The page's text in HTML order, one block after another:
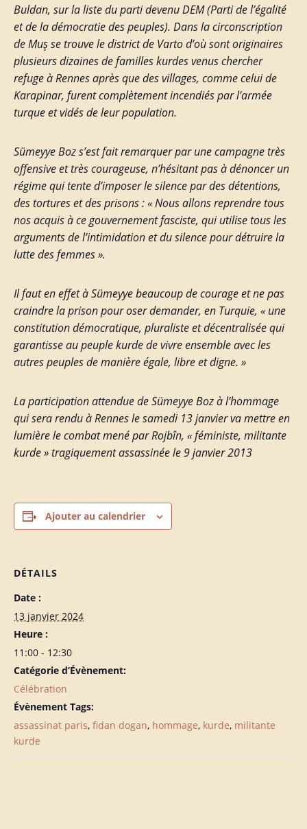
Buldan, sur la liste du parti devenu DEM (Parti de l’égalité
et de la démocratie des peuples). Dans la circonscription
de Muş se trouve le district de Varto d’où sont originaires
plusieurs dizaines de familles kurdes venus chercher
refuge à Rennes après que des villages, comme celui de
Karapinar, furent complètement incendiés par l’armée
turque et vidés de leur population.
Sümeyye Boz s’est fait remarquer par une campagne très
offensive et très courageuse, n’hésitant pas à dénoncer un
régime qui tente d’imposer le silence par des détentions,
des tortures et des prisons : « Nous allons reprendre tous
nos acquis à ce gouvernement fasciste, qui utilise tous les
arguments de l’intimidation et du silence pour détruire la
lutte des femmes ».
Il faut en effet à Sümeyye beaucoup de courage et ne pas
craindre la prison pour oser demander, en Turquie, « une
constitution démocratique, pluraliste et décentralisée qui
garantisse au peuple kurde de vivre ensemble avec les
autres peuples de manière égale, libre et digne. »
La participation attendue de Sümeyye Boz à l’hommage
qui sera rendu à Rennes le samedi 13 janvier va mettre en
lumière le combat mené par Rojbîn, « féministe, militante
kurde » tragiquement assassinée le 9 janvier 2013
Ajouter au calendrier
DÉTAILS
Date :
13 janvier 2024
Heure :
11:00 - 12:30
Catégorie d’Évènement:
Célébration
Évènement Tags:
assassinat paris, fidan dogan, hommage, kurde, militante
kurde